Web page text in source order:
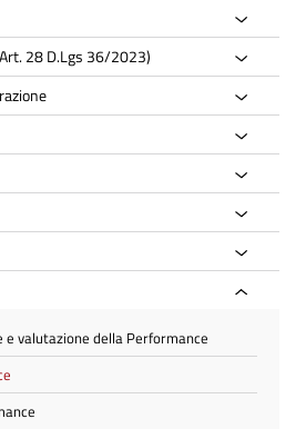
28 D.Lgs 36/2023)
valutazione della Performance